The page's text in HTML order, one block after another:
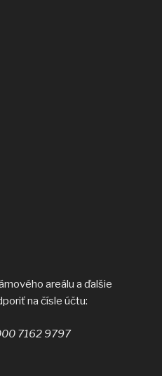
areálu a ďalšie
na čísle účtu:
7162 9797